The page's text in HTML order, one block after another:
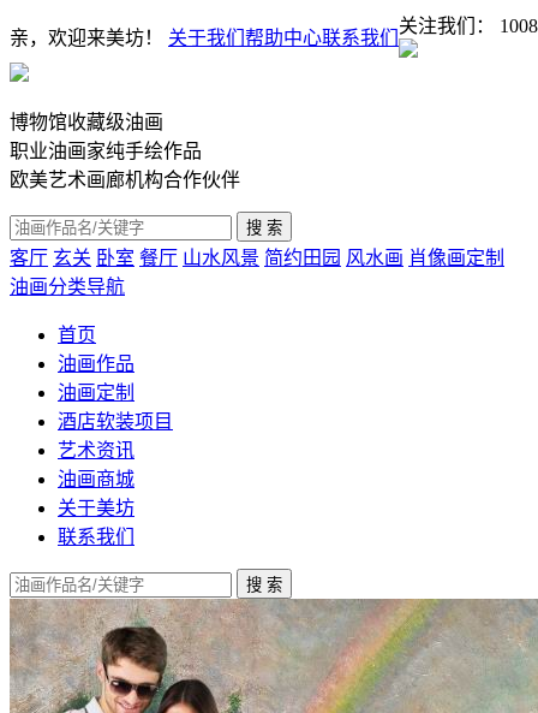
亲，欢迎来美坊！ 关于我们 帮助中心联系我们
关注我们：
博物馆收藏级油画
职业油画家纯手绘作品
欧美艺术画廊机构合作伙伴
客厅 玄关 卧室 餐厅 山水风景 简约田园 风水画 肖像画定制
油画分类导航
首页
油画作品
油画定制
酒店软装项目
艺术资讯
油画商城
关于美坊
联系我们